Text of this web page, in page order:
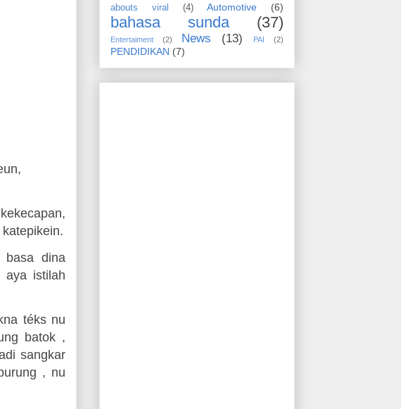
basa dina
aya istilah
téks nu
batok ,
sangkar
, nu
abouts viral (4) Automotive (6)
bahasa sunda (37)
Entertaiment (2) News (13) PAI (2)
PENDIDIKAN (7)